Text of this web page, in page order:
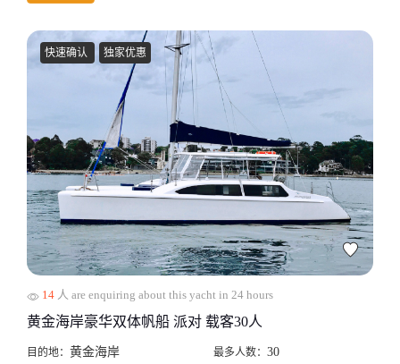
快速确认 独家优惠
14 人 are enquiring about this yacht in 24 hours
黄金海岸豪华双体帆船 派对 载客30人
目的地： 黄金海岸 最多人数： 30